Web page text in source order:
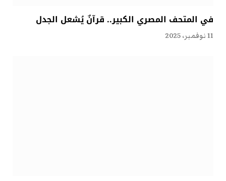
في المتحف المصري الكبير.. قرآنٌ يُشعل الجدل
11 نوفمبر، 2025